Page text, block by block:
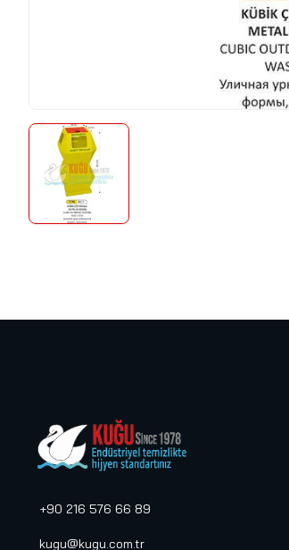
+90 216 576 66 89
kugu@kugu.com.tr